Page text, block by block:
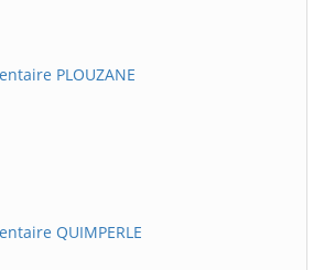
PLOUZANE
QUIMPERLE